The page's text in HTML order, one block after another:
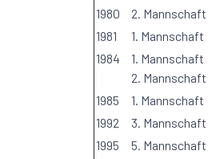
1980
2. Mannschaft
1981
1. Mannschaft
1984
1. Mannschaft
2. Mannschaft
1985
1. Mannschaft
1992
3. Mannschaft
1995
5. Mannschaft